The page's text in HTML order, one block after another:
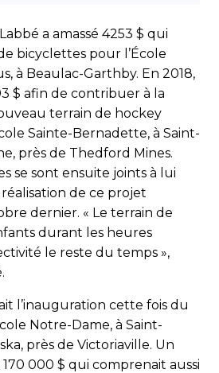
Labbé a amassé 4253 $ qui
bicyclettes pour l’École
à Beaulac-Garthby. En 2018,
$ afin de contribuer à la
terrain de hockey
Sainte-Bernadette, à Saint-
près de Thedford Mines.
se sont ensuite joints à lui
de ce projet
dernier. « Le terrain de
durant les heures
le reste du temps »,
l’inauguration cette fois du
Notre-Dame, à Saint-
près de Victoriaville. Un
000 $ qui comprenait aussi